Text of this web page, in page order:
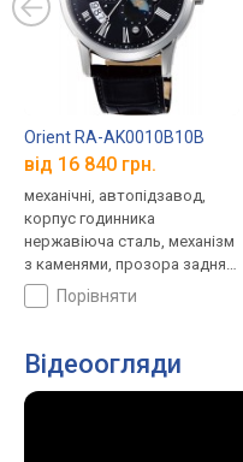
Orient RA-AK0010B10B
від 16 840 грн.
механічні, автопідзавод,
корпус годинника
нержавіюча сталь, механізм
з каменями, прозора задня
кришка, фази місяця,
ремінець: ремінець
порівняти
Відеоогляди